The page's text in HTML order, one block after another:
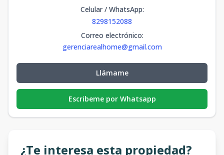
Celular / WhatsApp:
8298152088
Correo electrónico:
gerenciarealhome@gmail.com
Llámame
Escribeme por Whatsapp
¿Te interesa esta propiedad?